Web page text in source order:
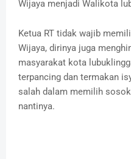
Wijaya menjadi Walikota
Ketua RT tidak wajib
Wijaya, dirinya juga
masyarakat kota
terpancing dan termakan
salah dalam memilih
nantinya.